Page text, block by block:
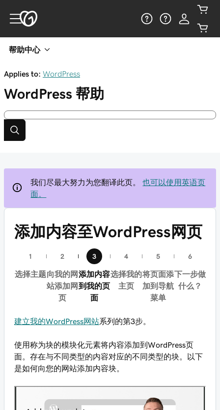
帮助中心
Applies to: WordPress
WordPress 帮助
我们尽最大努力为您翻译此页。
也可以使用英语页
面。
添加内容至WordPress网页
选择主题向我的网
站添加网
页
添加内容
到我的页
面
选择我的
主页
将页面添
加到导航
菜单
下一步做
什么？
建立我的WordPress网站系列的第3步。
使用称为块的模块化元素将内容添加到WordPress页
面。存在与不同类型的内容对应的不同类型的块。以下
是如何向您的网站添加内容块。